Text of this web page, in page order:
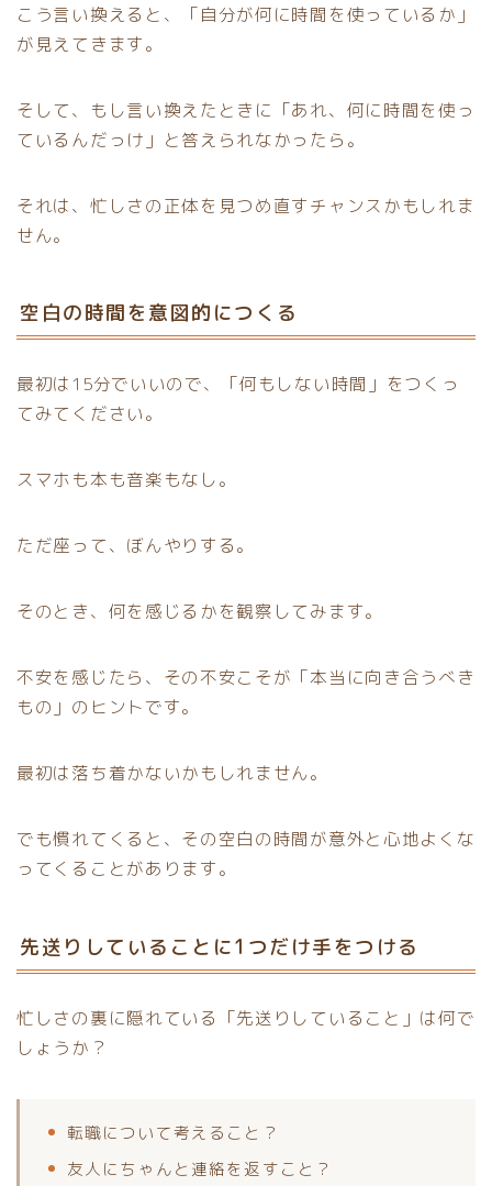
こう言い換えると、「自分が何に時間を使っているか」
が見えてきます。
そして、もし言い換えたときに「あれ、何に時間を使っ
ているんだっけ」と答えられなかったら。
それは、忙しさの正体を見つめ直すチャンスかもしれま
せん。
空白の時間を意図的につくる
最初は15分でいいので、「何もしない時間」をつくっ
てみてください。
スマホも本も音楽もなし。
ただ座って、ぼんやりする。
そのとき、何を感じるかを観察してみます。
不安を感じたら、その不安こそが「本当に向き合うべき
もの」のヒントです。
最初は落ち着かないかもしれません。
でも慣れてくると、その空白の時間が意外と心地よくな
ってくることがあります。
先送りしていることに1つだけ手をつける
忙しさの裏に隠れている「先送りしていること」は何で
しょうか？
転職について考えること？
友人にちゃんと連絡を返すこと？